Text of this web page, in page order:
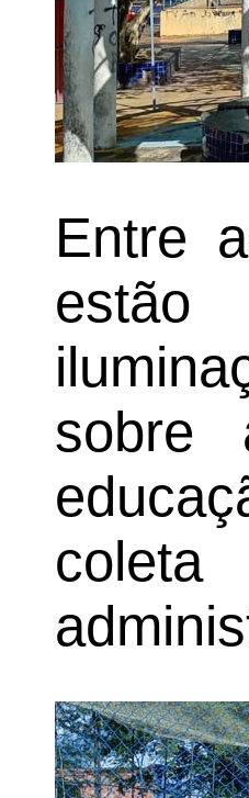
Entre
estão
sobre